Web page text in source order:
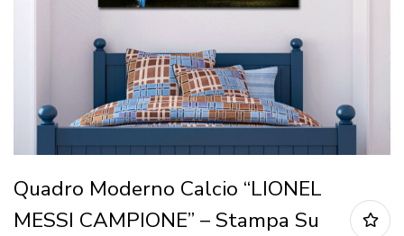
Quadro Moderno Calcio “LIONEL
MESSI CAMPIONE” – Stampa Su